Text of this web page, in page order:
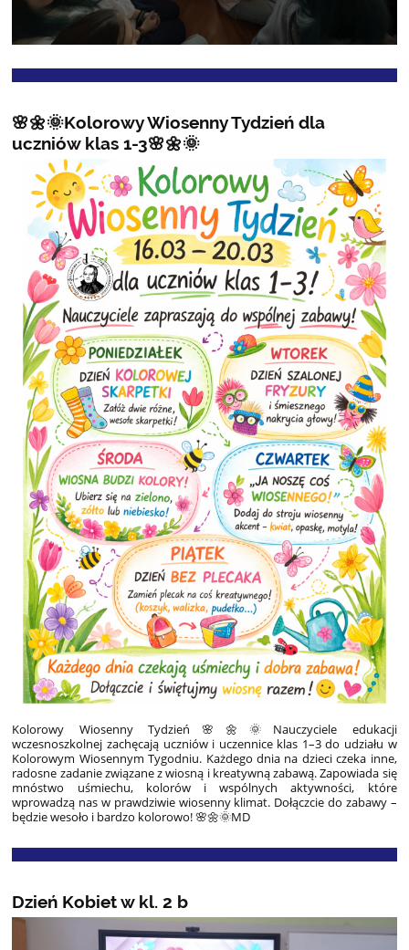
🌸🌼🌞Kolorowy Wiosenny Tydzień dla
uczniów klas 1-3🌸🌼🌞
Kolorowy Wiosenny Tydzień 🌸🌼🌞Nauczyciele edukacji
wczesnoszkolnej zachęcają uczniów i uczennice klas 1–3 do udziału w
Kolorowym Wiosennym Tygodniu. Każdego dnia na dzieci czeka inne,
radosne zadanie związane z wiosną i kreatywną zabawą. Zapowiada się
mnóstwo uśmiechu, kolorów i wspólnych aktywności, które
wprowadzą nas w prawdziwie wiosenny klimat. Dołączcie do zabawy –
będzie wesoło i bardzo kolorowo! 🌸🌼🌞MD
Dzień Kobiet w kl. 2 b